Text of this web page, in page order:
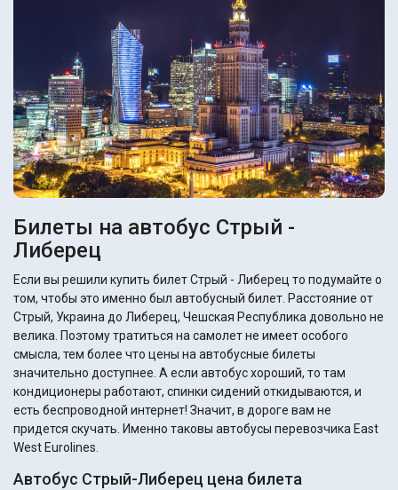
Билеты на автобус Стрый -
Либерец
Если вы решили купить билет Стрый - Либерец то подумайте о
том, чтобы это именно был автобусный билет. Расстояние от
Стрый, Украина до Либерец, Чешская Республика довольно не
велика. Поэтому тратиться на самолет не имеет особого
смысла, тем более что цены на автобусные билеты
значительно доступнее. А если автобус хороший, то там
кондиционеры работают, спинки сидений откидываются, и
есть беспроводной интернет! Значит, в дороге вам не
придется скучать. Именно таковы автобусы перевозчика East
West Eurolines.
Автобус Стрый-Либерец цена билета